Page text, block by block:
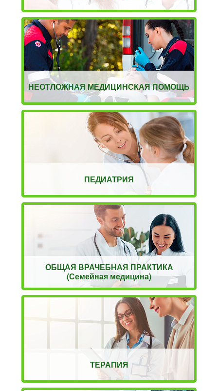
НЕОТЛОЖНАЯ МЕДИЦИНСКАЯ ПОМОЩЬ
ПЕДИАТРИЯ
ОБЩАЯ ВРАЧЕБНАЯ ПРАКТИКА
(Семейная медицина)
ТЕРАПИЯ